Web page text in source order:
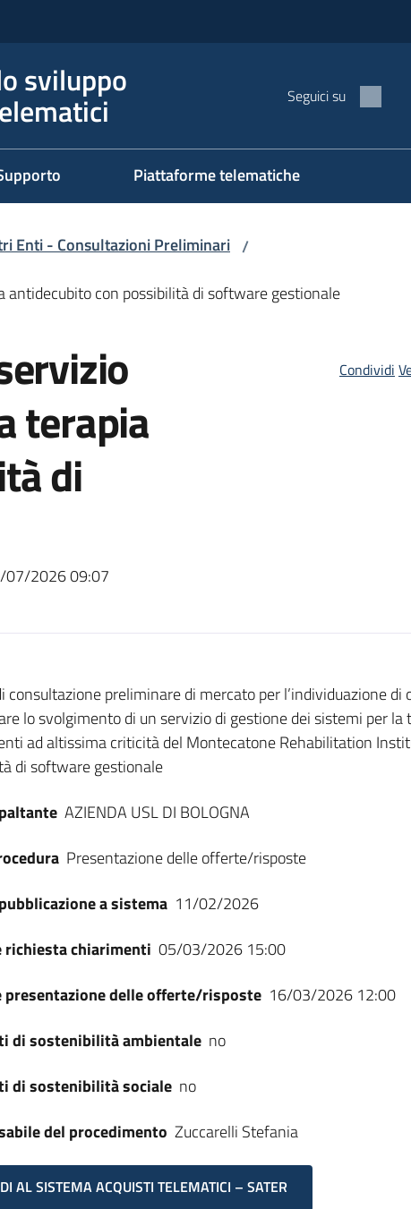
sviluppo Seguici su
Piattaforme telematiche
Enti - Consultazioni Preliminari /
antidecubito con possibilità di software gestionale
terapia
di
07/2026 09:07
Condividi
bando
consultazione preliminare di mercato per l’individuazione di
lo svolgimento di un servizio di gestione dei sistemi per
ad altissima criticità del Montecatone Rehabilitation
di software gestionale
AZIENDA USL DI BOLOGNA
Presentazione delle offerte/risposte
a sistema 11/02/2026
richiesta chiarimenti 05/03/2026 15:00
presentazione delle offerte/risposte 16/03/2026 12:00
di sostenibilità ambientale no
di sostenibilità sociale no
del procedimento Zuccarelli Stefania
AL SISTEMA ACQUISTI TELEMATICI – SATER